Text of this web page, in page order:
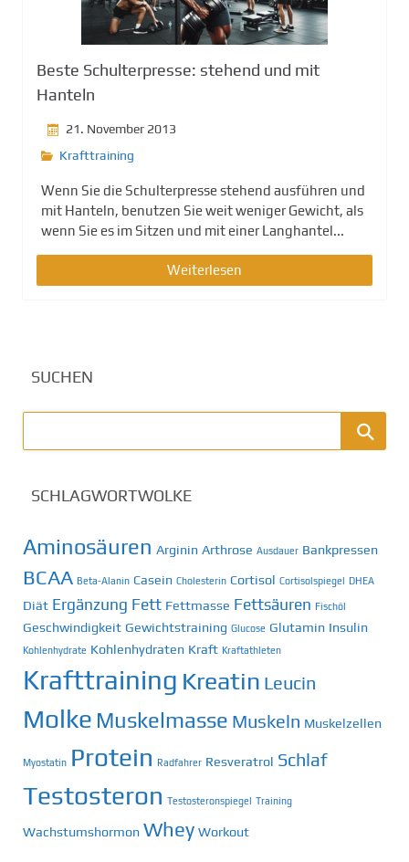
Beste Schulterpresse: stehend und mit
Hanteln
21. November 2013
Krafttraining
Wenn Sie die Schulterpresse stehend ausführen und
mit Hanteln, benutzen Sie weit weniger Gewicht, als
wenn Sie es im Sitzen und mit einer Langhantel...
Weiterlesen
SUCHEN
SCHLAGWORTWOLKE
Aminosäuren Arginin Arthrose Ausdauer Bankpressen
BCAA Beta-Alanin Casein Cholesterin Cortisol Cortisolspiegel DHEA
Diät Ergänzung Fett Fettmasse Fettsäuren Fischöl
Geschwindigkeit Gewichtstraining Glucose Glutamin Insulin
Kohlenhydrate Kohlenhydraten Kraft Kraftathleten
Krafttraining Kreatin Leucin
Molke Muskelmasse Muskeln Muskelzellen
Myostatin Protein Radfahrer Resveratrol Schlaf
Testosteron Testosteronspiegel Training
Wachstumshormon Whey Workout